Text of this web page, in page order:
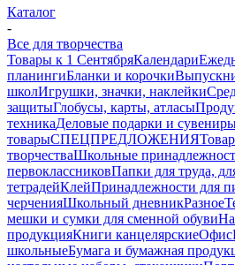
Каталог
-
Все для творчества
Товары к 1 СентябряКалендари
планингиБланки и корочки
школИгрушки, значки, наклейки
защитыГлобусы, карты, атласы
техникаДеловые подарки и
товарыСПЕЦПРЕДЛОЖЕНИЯ
творчестваШкольные
первоклассниковПапки для труда,
тетрадейКлейПринадлежности для
черченияШкольный дневникРазное
мешки и сумки для сменной обуви
продукцияКниги канцелярскиеОфис
школьныеБумага и бумажная